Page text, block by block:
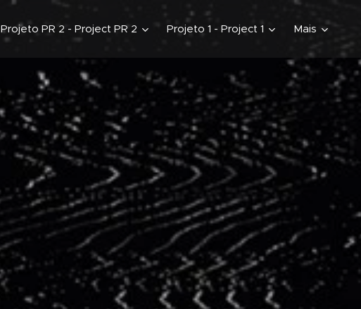
Projeto PR 2 - Project PR 2 Projeto 1 - Project 1 Mais